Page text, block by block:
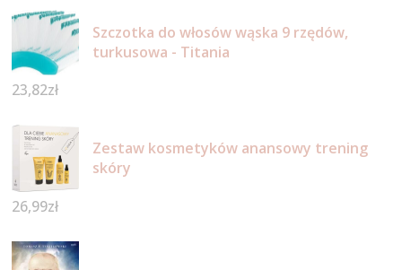
Szczotka do włosów wąska 9 rzędów,
turkusowa - Titania
23,82zł
Zestaw kosmetyków anansowy trening
skóry
26,99zł